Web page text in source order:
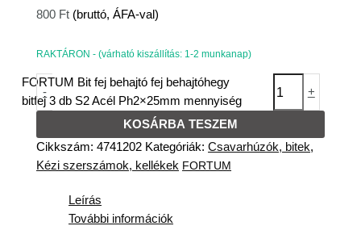
800 Ft (bruttó, ÁFA-val)
RAKTÁRON - (várható kiszállítás: 1-2 munkanap)
-
FORTUM Bit fej behajtó fej behajtóhegy
bitfej 3 db S2 Acél Ph2×25mm mennyiség
+
KOSÁRBA TESZEM
Cikkszám:4741202 Kategóriák:Csavarhúzók, bitek,
Kézi szerszámok, kellékek FORTUM
Leírás
További információk